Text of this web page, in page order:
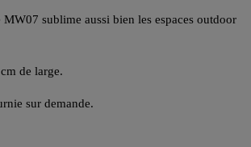
sublime aussi bien les espaces outdoor
de large.
sur demande.